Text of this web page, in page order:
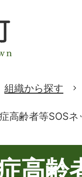
組織から探す
高齢者等SOS
高齢